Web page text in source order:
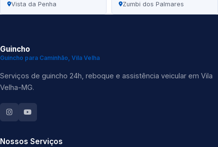
Vista da Penha Zumbi dos Palmares
Guincho
Guincho para Caminhão, Vila Velha
Serviços de guincho 24h, reboque e assistência veicular em Vila
Velha-MG.
Nossos Serviços